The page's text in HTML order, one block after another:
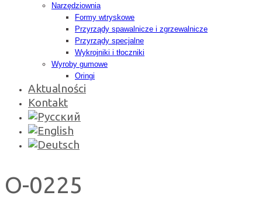
Narzędziownia
Formy wtryskowe
Przyrządy spawalnicze i zgrzewalnicze
Przyrządy specjalne
Wykrojniki i tłoczniki
Wyroby gumowe
Oringi
Aktualności
Kontakt
O-0225